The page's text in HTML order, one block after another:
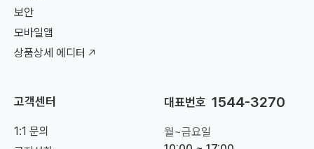
보안
모바일앱
상품상세 에디터
고객센터
1:1 문의
대표번호 1544-3270
월~금요일